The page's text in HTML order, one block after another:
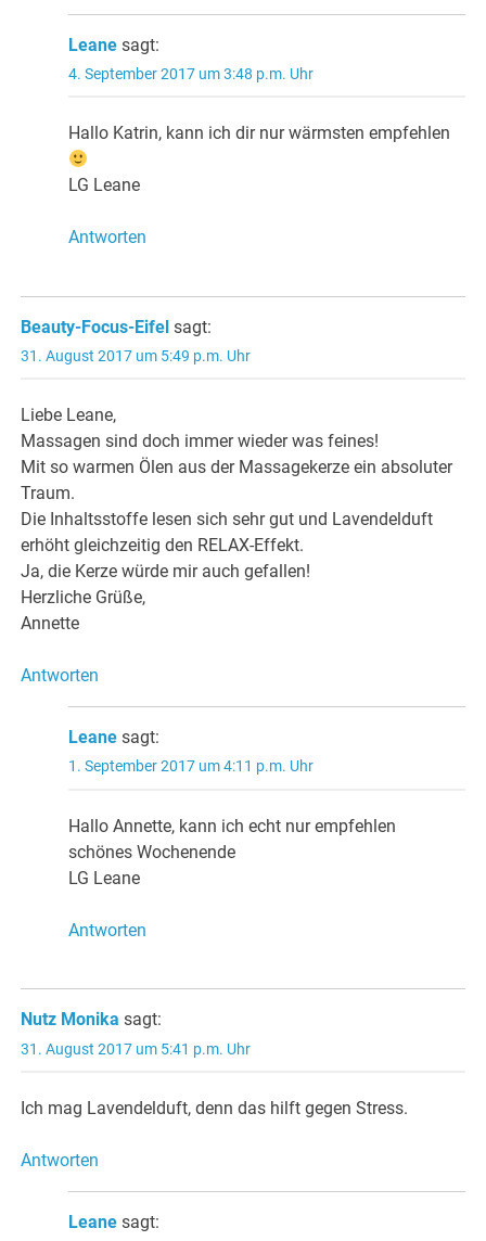
Leane sagt:
4. September 2017 um 3:48 p.m. Uhr
Hallo Katrin, kann ich dir nur wärmsten empfehlen
LG Leane
Antworten
Beauty-Focus-Eifel sagt:
31. August 2017 um 5:49 p.m. Uhr
Liebe Leane,
Massagen sind doch immer wieder was feines!
Mit so warmen Ölen aus der Massagekerze ein absoluter
Traum.
Die Inhaltsstoffe lesen sich sehr gut und Lavendelduft
erhöht gleichzeitig den RELAX-Effekt.
Ja, die Kerze würde mir auch gefallen!
Herzliche Grüße,
Annette
Antworten
Leane sagt:
1. September 2017 um 4:11 p.m. Uhr
Hallo Annette, kann ich echt nur empfehlen
schönes Wochenende
LG Leane
Antworten
Nutz Monika sagt:
31. August 2017 um 5:41 p.m. Uhr
Ich mag Lavendelduft, denn das hilft gegen Stress.
Antworten
Leane sagt: